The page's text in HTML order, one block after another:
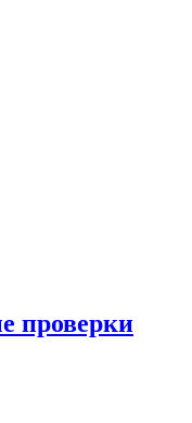
проверки